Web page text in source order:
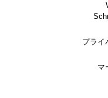
プライ
マ